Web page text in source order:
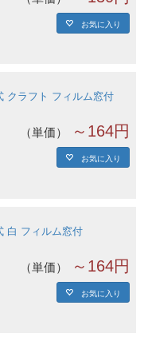
お気に入り
クラフト フィルム窓付
単価 ～164円
お気に入り
白 フィルム窓付
単価 ～164円
お気に入り